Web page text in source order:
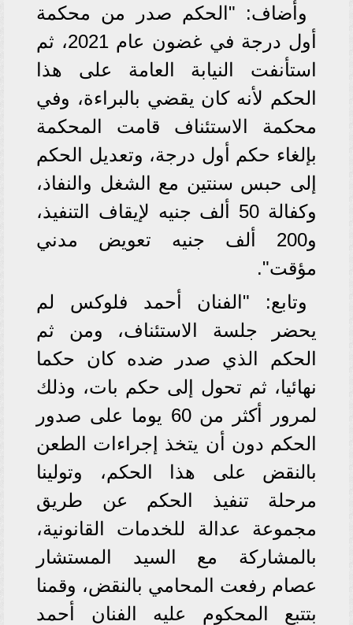
وأضاف: "الحكم صدر من محكمة
أول درجة في غضون عام 2021، ثم
استأنفت النيابة العامة على هذا
الحكم لأنه كان يقضي بالبراءة، وفي
محكمة الاستئناف قامت المحكمة
بإلغاء حكم أول درجة، وتعديل الحكم
إلى حبس سنتين مع الشغل والنفاذ،
وكفالة 50 ألف جنيه لإيقاف التنفيذ،
و200 ألف جنيه تعويض مدني
مؤقت".
وتابع: "الفنان أحمد فلوكس لم
يحضر جلسة الاستئناف، ومن ثم
الحكم الذي صدر ضده كان حكما
نهائيا، ثم تحول إلى حكم بات، وذلك
لمرور أكثر من 60 يوما على صدور
الحكم دون أن يتخذ إجراءات الطعن
بالنقض على هذا الحكم، وتولينا
مرحلة تنفيذ الحكم عن طريق
مجموعة عدالة للخدمات القانونية،
بالمشاركة مع السيد المستشار
عصام رفعت المحامي بالنقض، وقمنا
بتتبع المحكوم عليه الفنان أحمد